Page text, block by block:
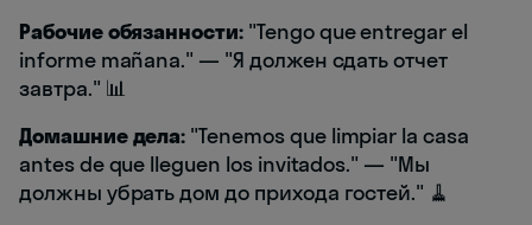
Рабочие обязанности: "Tengo que entregar el
informe mañana." — "Я должен сдать отчет
завтра." 📊
Домашние дела: "Tenemos que limpiar la casa
antes de que lleguen los invitados." — "Мы
должны убрать дом до прихода гостей." 🧹